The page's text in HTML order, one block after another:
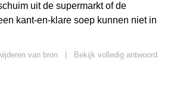
uit de supermarkt of de
kant-en-klare soep kunnen niet in
van bron
Bekijk volledig antwoord